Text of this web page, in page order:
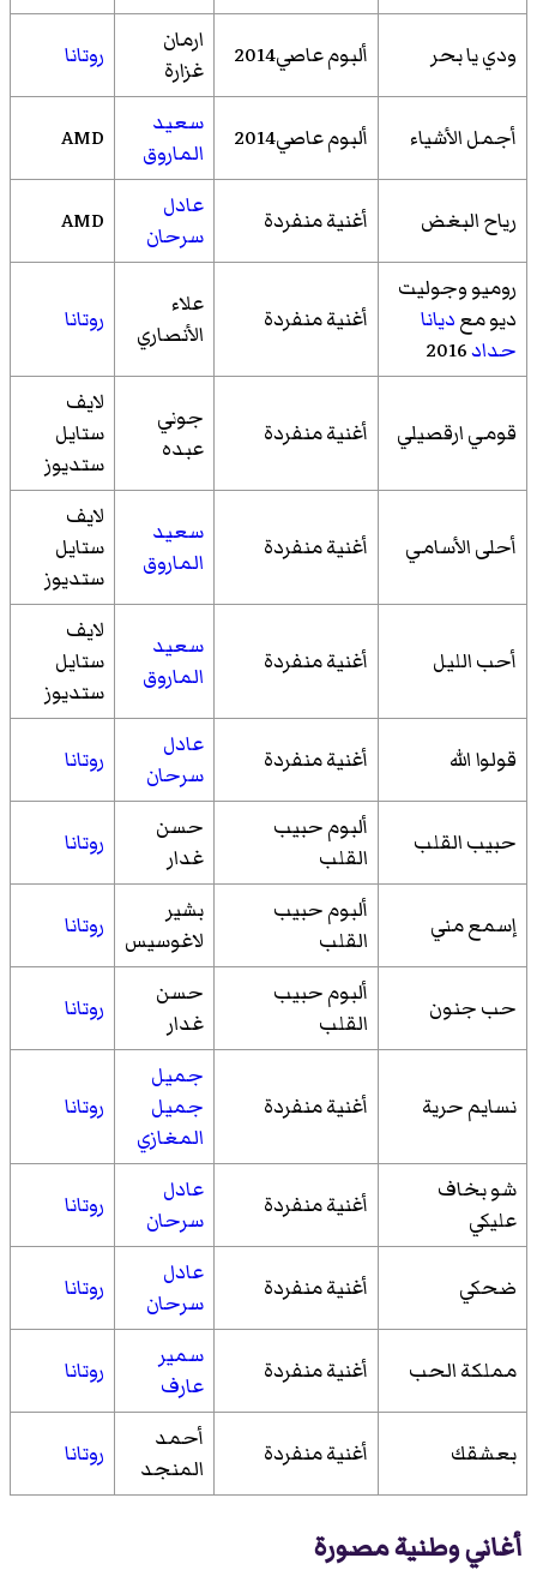
ودي يا بحر ألبوم عاصي2014
ارمان
غزارة
روتانا
أجمل الأشياء ألبوم عاصي2014
سعيد
الماروق
AMD
رياح البغض أغنية منفردة
عادل
سرحان
AMD
روميو وجوليت
ديو معديانا
حداد
أغنية منفردة
علاء
الأنصاري
روتانا
قومي ارقصيلي أغنية منفردة
جوني
عبده
لايف
ستايل
ستديوز
أحلى الأسامي أغنية منفردة
سعيد
الماروق
لايف
ستايل
ستديوز
أحب الليل أغنية منفردة
سعيد
الماروق
لايف
ستايل
ستديوز
قولوا الله أغنية منفردة
عادل
سرحان
روتانا
حبيب القلب
ألبوم حبيب
القلب
حسن
غدار
روتانا
إسمع مني
ألبوم حبيب
القلب
بشير
لاغوسيس
روتانا
حب جنون
ألبوم حبيب
القلب
حسن
غدار
روتانا
نسايم حرية أغنية منفردة
جميل
جميل
المغازي
روتانا
شو بخاف
عليكي
أغنية منفردة
عادل
سرحان
روتانا
ضحكي أغنية منفردة
عادل
سرحان
روتانا
مملكة الحب أغنية منفردة
سمير
عارف
روتانا
بعشقك أغنية منفردة
أحمد
المنجد
روتانا
أغاني وطنية مصورة